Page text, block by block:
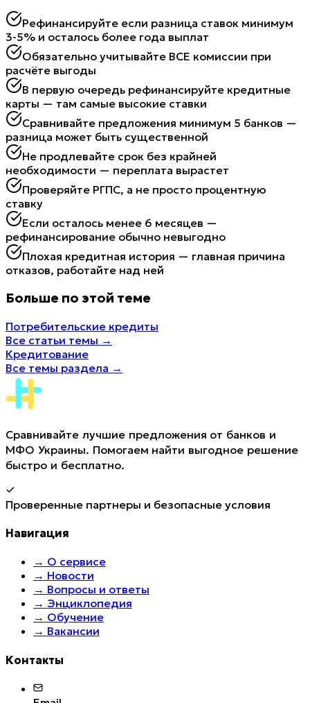
Рефинансируйте если разница ставок минимум
3-5% и осталось более года выплат
Обязательно учитывайте ВСЕ комиссии при
расчёте выгоды
В первую очередь рефинансируйте кредитные
карты — там самые высокие ставки
Сравнивайте предложения минимум 5 банков —
разница может быть существенной
Не продлевайте срок без крайней
необходимости — переплата вырастет
Проверяйте РГПС, а не просто процентную
ставку
Если осталось менее 6 месяцев —
рефинансирование обычно невыгодно
Плохая кредитная история — главная причина
отказов, работайте над ней
Больше по этой теме
Потребительские кредиты
Все статьи темы →
Кредитование
Все темы раздела →
Сравнивайте лучшие предложения от банков и
МФО Украины. Помогаем найти выгодное решение
быстро и бесплатно.
Проверенные партнеры и безопасные условия
Навигация
→ О сервисе
→ Новости
→ Вопросы и ответы
→ Энциклопедия
→ Обучение
→ Вакансии
Контакты